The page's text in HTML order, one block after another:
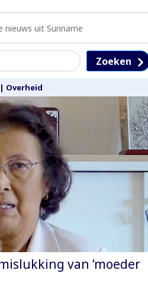
nieuws uit Suriname
Zoeken
Overheid
van ‘moeder